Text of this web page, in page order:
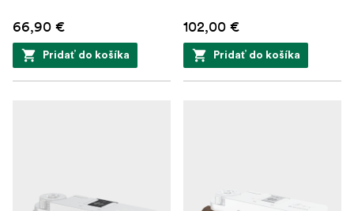
66,90 €
Pridať do košíka
102,00 €
Pridať do košíka